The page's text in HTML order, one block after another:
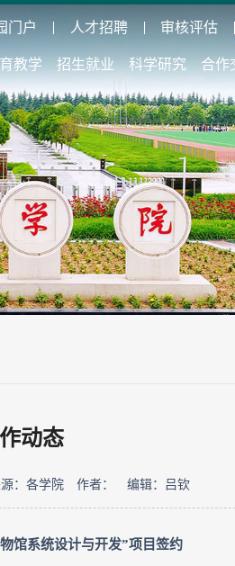
门户 人才招聘 审核评估
教学 招生就业 科学研究 合作
动态
：各学院 作者： 编辑：吕钦
馆系统设计与开发”项目签约